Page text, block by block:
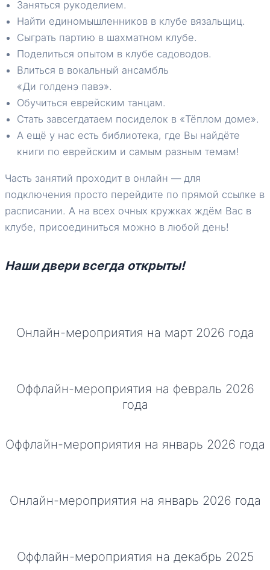
Заняться рукоделием.
Найти единомышленников в клубе вязальщиц.
Сыграть партию в шахматном клубе.
Поделиться опытом в клубе садоводов.
Влиться в вокальный ансамбль
«Ди голденэ павэ».
Обучиться еврейским танцам.
Стать завсегдатаем посиделок в «Тёплом доме».
А ещё у нас есть библиотека, где Вы найдёте
книги по еврейским и самым разным темам!
Часть занятий проходит в онлайн — для
подключения просто перейдите по прямой ссылке в
расписании. А на всех очных кружках ждём Вас в
клубе, присоединиться можно в любой день!
Наши двери всегда открыты!
Онлайн-мероприятия на март 2026 года
Оффлайн-мероприятия на февраль 2026
года
Оффлайн-мероприятия на январь 2026 года
Онлайн-мероприятия на январь 2026 года
Оффлайн-мероприятия на декабрь 2025